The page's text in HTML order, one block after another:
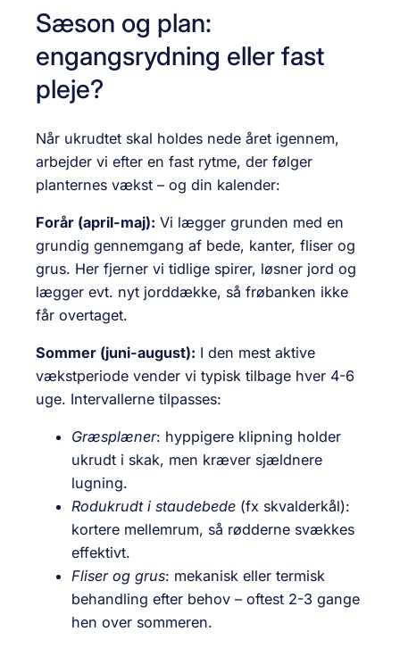
Sæson og plan:
engangsrydning eller fast
pleje?
Når ukrudtet skal holdes nede året igennem,
arbejder vi efter en fast rytme, der følger
planternes vækst – og din kalender:
Forår (april-maj): Vi lægger grunden med en
grundig gennemgang af bede, kanter, fliser og
grus. Her fjerner vi tidlige spirer, løsner jord og
lægger evt. nyt jorddække, så frøbanken ikke
får overtaget.
Sommer (juni-august): I den mest aktive
vækstperiode vender vi typisk tilbage hver 4-6
uge. Intervallerne tilpasses:
Græsplæner: hyppigere klipning holder
ukrudt i skak, men kræver sjældnere
lugning.
Rodukrudt i staudebede (fx skvalderkål):
kortere mellemrum, så rødderne svækkes
effektivt.
Fliser og grus: mekanisk eller termisk
behandling efter behov – oftest 2-3 gange
hen over sommeren.